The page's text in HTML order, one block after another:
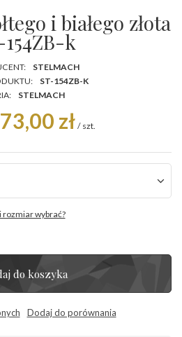
i białego złota
154ZB-k
STELMACH
ST-154ZB-K
STELMACH
zł / szt.
rozmiar wybrać?
do koszyka
Dodaj do porównania